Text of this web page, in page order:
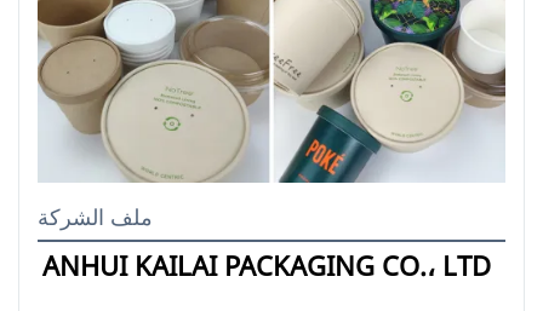
ملف الشركة
ANHUI KAILAI PACKAGING CO.، LTD